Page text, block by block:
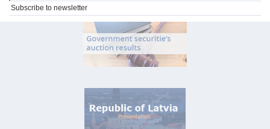
Subscribe to newsletter